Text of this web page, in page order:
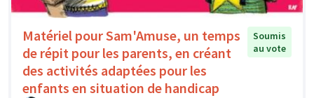
Matériel pour Sam'Amuse, un temps
de répit pour les parents, en créant
des activités adaptées pour les
enfants en situation de handicap
Soumis
au vote